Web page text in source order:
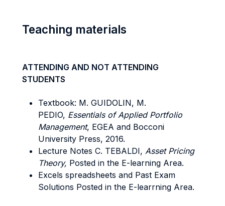
Teaching materials
ATTENDING AND NOT ATTENDING
STUDENTS
Textbook: M. GUIDOLIN, M.
PEDIO, Essentials of Applied Portfolio
Management, EGEA and Bocconi
University Press, 2016.
Lecture Notes C. TEBALDI, Asset Pricing
Theory, Posted in the E-learning Area.
Excels spreadsheets and Past Exam
Solutions Posted in the E-learrning Area.